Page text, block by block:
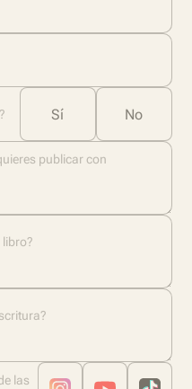
Sí No
publicar con
libro?
las